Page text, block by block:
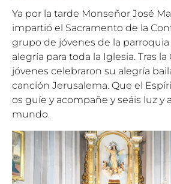
Ya por la tarde Monseñor José
impartió el Sacramento de la
grupo de jóvenes de la parroquia
alegría para toda la Iglesia. Tras
jóvenes celebraron su alegría
canción Jerusalema. Que el
os guíe y acompañe y seáis luz y
mundo.